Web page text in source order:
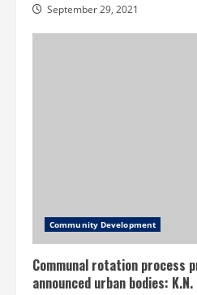
September 29, 2021
Community Development
Communal rotation process
announced urban bodies: